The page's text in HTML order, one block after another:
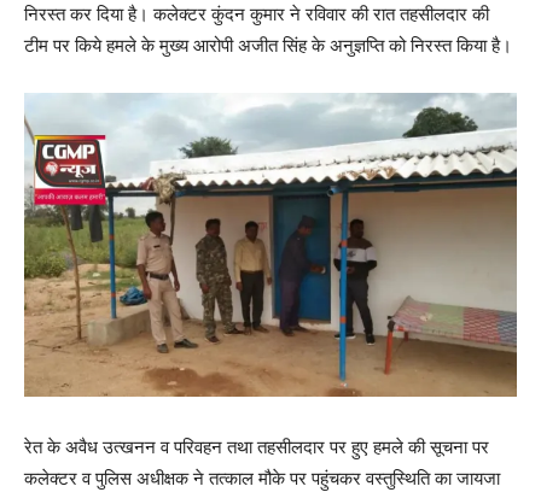
निरस्त कर दिया है। कलेक्टर कुंदन कुमार ने रविवार की रात तहसीलदार की
टीम पर किये हमले के मुख्य आरोपी अजीत सिंह के अनुज्ञप्ति को निरस्त किया है।
रेत के अवैध उत्खनन व परिवहन तथा तहसीलदार पर हुए हमले की सूचना पर
कलेक्टर व पुलिस अधीक्षक ने तत्काल मौके पर पहुंचकर वस्तुस्थिति का जायजा